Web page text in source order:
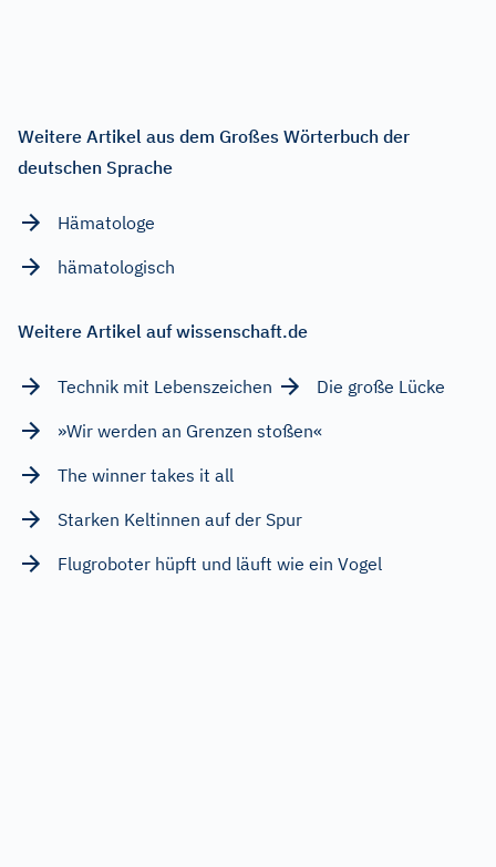
Weitere Artikel aus dem Großes Wörterbuch der
deutschen Sprache
Hämatologe
hämatologisch
Weitere Artikel auf wissenschaft.de
Technik mit Lebenszeichen
Die große Lücke
»Wir werden an Grenzen stoßen«
The winner takes it all
Starken Keltinnen auf der Spur
Flugroboter hüpft und läuft wie ein Vogel